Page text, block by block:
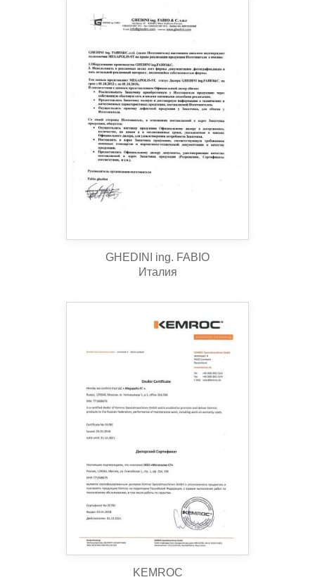
GHEDINI ing. FABIO
Италия
KEMROC